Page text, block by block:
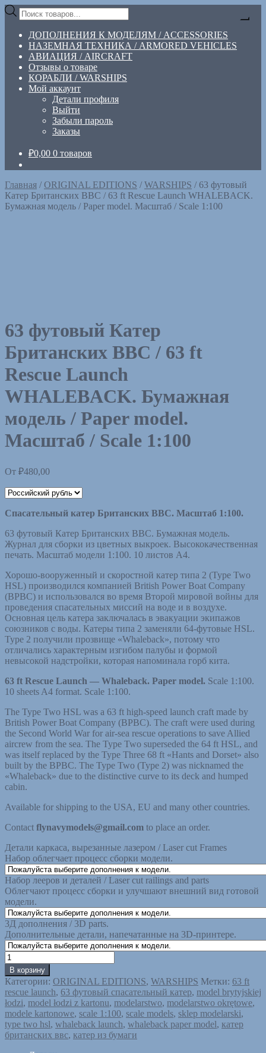
Перейти
навигации
Перейти
содержимому
Поиск
товаров
ДОПОЛНЕНИЯ К МОДЕЛЯМ / ACCESSORIES
НАЗЕМНАЯ ТЕХНИКА / ARMORED VEHICLES
АВИАЦИЯ / AIRCRAFT
Отзывы о товаре
КОРАБЛИ / WARSHIPS
Мой аккаунт
Детали профиля
Выйти
Забыли пароль
Заказы
₽0,00 0 товаров
Главная /ORIGINAL EDITIONS /WARSHIPS /63 футовый
Кaтeр Британских ВВС / 63 ft Rescue Launch WHALEBACK.
Бумaжная мoдель / Paper model. Масштаб / Scale 1:100
63 футовый Кaтeр
Британских ВВС / 63 ft
Rescue Launch
WHALEBACK. Бумaжная
мoдель / Paper model.
Масштаб / Scale 1:100
От ₽480,00
Спасательный катер Британских ВВС. Масштаб 1:100.
63 футовый Кaтeр Британских ВВС. Бумaжная мoдель.
Журнал для cбopки из цветныx выкpoeк. Bыcoкокачествeнная
печать. Маcштaб модели 1:100. 10 листов А4.
Хорошо-вооруженный и скоростной катер типа 2 (Type Two
HSL) производился компанией British Power Boat Company
(BPBC) и использовался во время Второй мировой войны для
проведения спасательных миссий на воде и в воздухе.
Основная цель катера заключалась в эвакуации экипажов
союзников с воды. Катеры типа 2 заменяли 64-футовые HSL.
Type 2 получили прозвище «Whaleback», потому что
отличались характерным изгибом палубы и формой
невысокой надстройки, которая напоминала горб кита.
63 ft Rescue Launch — Whaleback. Paper model. Scale 1:100.
10 sheets A4 format. Scale 1:100.
The Type Two HSL was a 63 ft high-speed launch craft made by
British Power Boat Company (BPBC). The craft were used during
the Second World War for air-sea rescue operations to save Allied
aircrew from the sea. The Type Two superseded the 64 ft HSL, and
was itself replaced by the Type Three 68 ft «Hants and Dorset» also
built by the BPBC. The Type Two (Type 2) was nicknamed the
«Whaleback» due to the distinctive curve to its deck and humped
cabin.
Available for shipping to the USA, EU and many other countries.
Contact flynavymodels@gmail.com to place an order.
Детали каркаса, вырезанные лазером / Laser cut Frames
Набор облегчает процесс сборки модели.
Набор лееров и деталей / Laser cut railings and parts
Облегчают процесс сборки и улучшают внешний вид готовой
модели.
3Д дополнения / 3D parts.
Дополнительные детали, напечатанные на 3D-принтере.
Количество
товара
63
футовый
Кaтeр
Британских
ВВС
/
63
В корзину
Категории: ORIGINAL EDITIONS, WARSHIPS Метки: 63 ft
rescue launch, 63 футовый спасательный катер, model brytyjskiej
łodzi, model łodzi z kartonu, modelarstwo, modelarstwo okrętowe,
modele kartonowe, scale 1:100, scale models, sklep modelarski,
type two hsl, whaleback launch, whaleback paper model, катер
британских ввс, катер из бумаги